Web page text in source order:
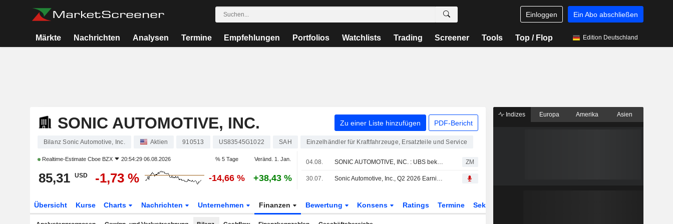
Einloggen Ein Abo abschließen
Märkte Nachrichten Analysen Termine Empfehlungen Portfolios Watchlists Trading Screener Tools Top / Flop Edition Deutschland
SONIC AUTOMOTIVE, INC. Zu einer Liste hinzufügen PDF-Bericht
Bilanz Sonic Automotive, Inc. Aktien 910513 US83545G1022 SAH Einzelhändler für Kraftfahrzeuge, Ersatzteile und Service
Realtime-Estimate Cboe BZX 20:54:29 06.08.2026 % 5 Tage Veränd. 1. Jan.
85,31 USD -1,73 % -14,66 % +38,43 %
04.08. SONIC AUTOMOTIVE, INC. : UBS bekräftigt seine Kaufempfehlung ZM
30.07. Sonic Automotive, Inc., Q2 2026 Earnings Call, Jul 30, 2026
Übersicht Kurse Charts Nachrichten Unternehmen Finanzen Bewertung Konsens Ratings Termine Sektor
Indizes Europa Amerika Asien